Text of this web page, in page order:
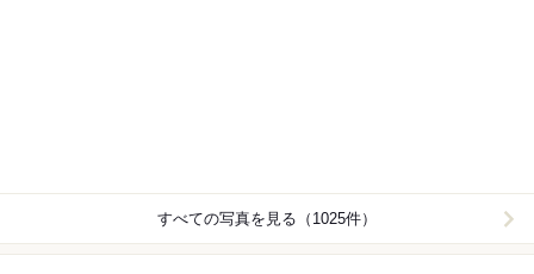
すべての写真を見る（1025件）